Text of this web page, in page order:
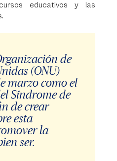
educativos y las
de
(ONU)
marzo como el
Síndrome de
de crear
esta
la
ser.